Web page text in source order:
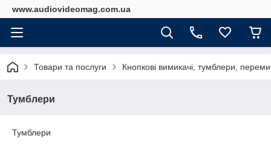
www.audiovideomag.com.ua
Товари та послуги Кнопкові вимикачі, тумблери,
Тумблери
Тумблери